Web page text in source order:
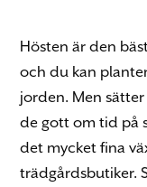
Hösten är den
och du kan
jorden. Men
de gott om tid på
det mycket fina
trädgårdsbutiker.